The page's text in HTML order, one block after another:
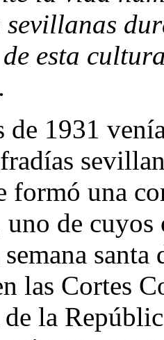
esta
de 1931
formó una
de
las Cortes
la